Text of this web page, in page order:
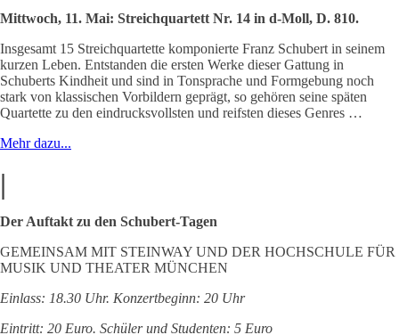
Mittwoch, 11. Mai: Streichquartett Nr. 14 in d-Moll, D. 810.
Insgesamt 15 Streichquartette komponierte Franz Schubert in seinem
kurzen Leben. Entstanden die ersten Werke dieser Gattung in
Schuberts Kindheit und sind in Tonsprache und Formgebung noch
stark von klassischen Vorbildern geprägt, so gehören seine späten
Quartette zu den eindrucksvollsten und reifsten dieses Genres …
Mehr dazu...
|
Der Auftakt zu den Schubert-Tagen
GEMEINSAM MIT STEINWAY UND DER HOCHSCHULE FÜR
MUSIK UND THEATER MÜNCHEN
Einlass: 18.30 Uhr. Konzertbeginn: 20 Uhr
Eintritt: 20 Euro. Schüler und Studenten: 5 Euro